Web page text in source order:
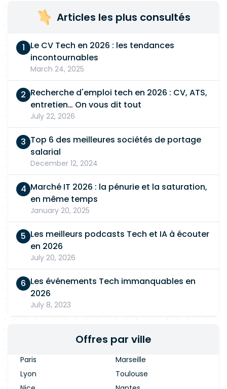
Articles les plus consultés
Le CV Tech en 2026 : les tendances
incontournables
March 24, 2025
Recherche d'emploi tech en 2026 : CV, ATS,
entretien… On vous dit tout
July 22, 2026
Top 6 des meilleures sociétés de portage
salarial
December 12, 2024
Marché IT 2026 : la pénurie et la saturation,
en même temps
January 20, 2025
Les meilleurs podcasts Tech et IA à écouter
en 2026
July 20, 2026
Les événements Tech immanquables en
2026
July 8, 2023
Offres par ville
Paris
Marseille
Lyon
Toulouse